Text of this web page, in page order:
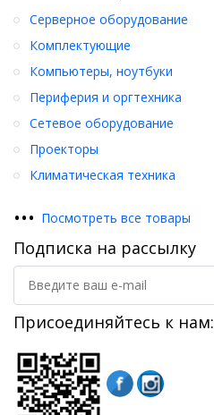
Серверное оборудование
Комплектующие
Компьютеры, ноутбуки
Периферия и оргтехника
Сетевое оборудование
Проекторы
Климатическая техника
••• Посмотреть все товары
Подписка на рассылку
Присоединяйтесь к нам: